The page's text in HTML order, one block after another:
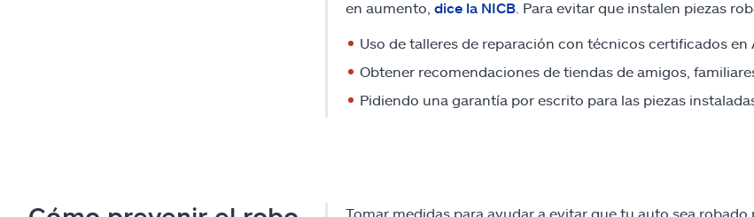
en aumento, dice la NICB. Para evitar que instalen piezas
Uso de talleres de reparación con técnicos certificados en
Obtener recomendaciones de tiendas de amigos,
Pidiendo una garantía por escrito para las piezas
Tomar medidas para ayudar a evitar que tu auto sea